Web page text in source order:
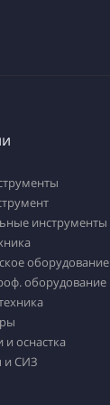
инструменты
оборудование
оборудование
и оснастка
и СИЗ